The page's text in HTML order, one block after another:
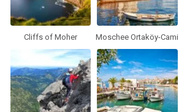
Cliffs of Moher Moschee Ortaköy-Cami